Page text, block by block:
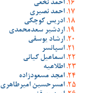
احمد نخعی
احمد نصیری
ادریس کوچکی
اردشیر سعدمحمدی
ارشاد یوسفی
اسپانسر
اسماعیل کیانی
اطلاعیه
امجد مسعودزاده
امسرحسین امیرطاهری